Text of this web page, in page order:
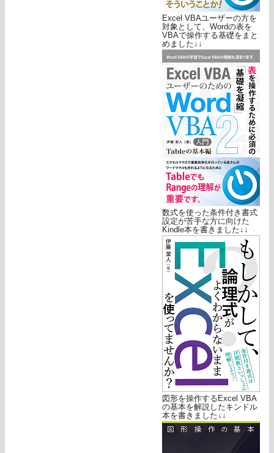
Excel VBAユーザーの方を
対象として、Wordの表を
VBAで操作する基礎をまと
めました↓↓
数式を使った条件付き書式
設定が苦手な方に向けた
Kindle本を書きました↓↓
図形を操作するExcel VBA
の基本を解説したキンドル
本を書きました↓↓